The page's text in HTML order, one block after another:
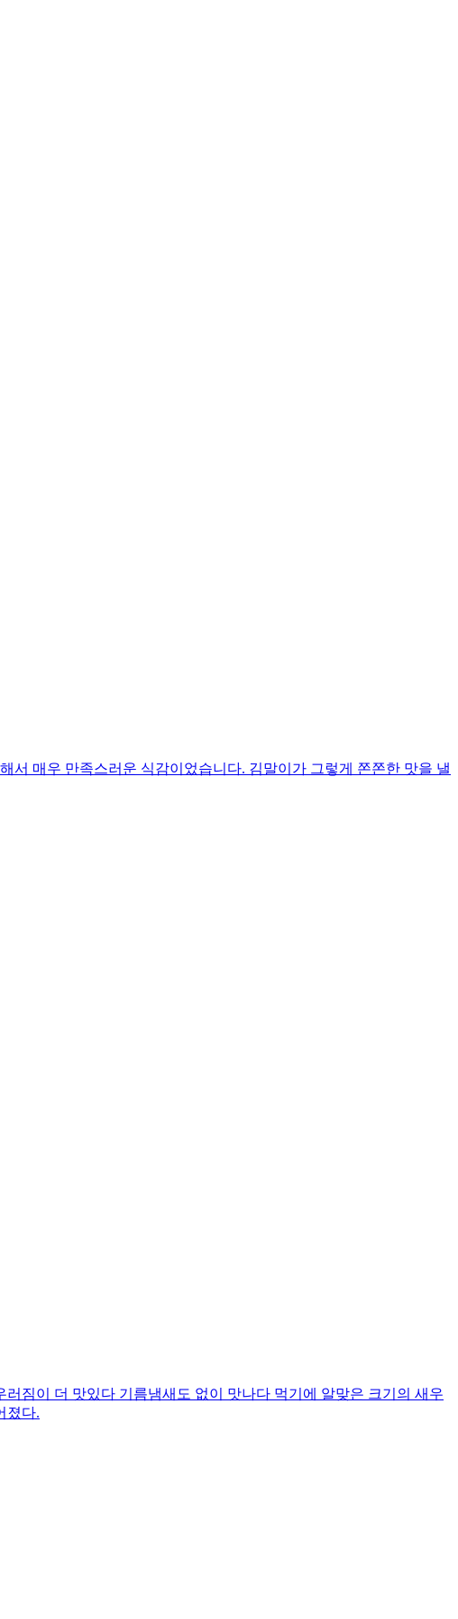
서 매우 만족스러운 식감이었습니다. 김말이가 그렇게 쫀쫀한 맛을 낼
짐이 더 맛있다 기름냄새도 없이 맛나다 먹기에 알맞은 크기의 새우
졌다.